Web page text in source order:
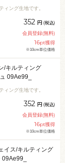
ィング生地です。
352 円 (税込)
会員登録(無料)
16pt獲得
※10cm単位価格
/キルティング
09Ae99_
ィング生地です。
352 円 (税込)
会員登録(無料)
16pt獲得
※10cm単位価格
イス/キルティング